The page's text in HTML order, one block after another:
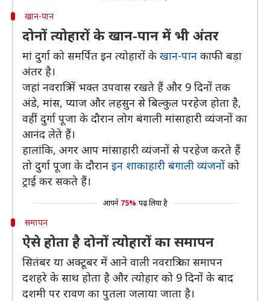
खान-पान
दोनों त्योहारों के खान-पान में भी अंतर
मां दुर्गा को समर्पित इन त्योहारों के खान-पान काफी बड़ा
अंतर है।
जहां नवरात्रि में भक्त उपवास रखते हैं और 9 दिनों तक
अंडे, मांस, प्याज और लहसुन से बिल्कुल परहेज होता है,
वहीं दुर्गा पूजा के दौरान लोग बंगाली मांसाहारी व्यंजनों का
आनंद लेते हैं।
हालांकि, अगर आप मांसाहारी व्यंजनों से परहेज करते हैं
तो दुर्गा पूजा के दौरान इन शाकाहारी बंगाली व्यंजनों को
ट्राई कर सकते हैं।
आपने 75% पढ़ लिया है
समापन
ऐसे होता है दोनों त्योहारों का समापन
सितंबर या अक्टूबर में आने वाली नवरात्रि का समापन
दशहरे के साथ होता है और त्योहार को 9 दिनों के बाद
दशमी पर रावण का पुतला जलाया जाता है।